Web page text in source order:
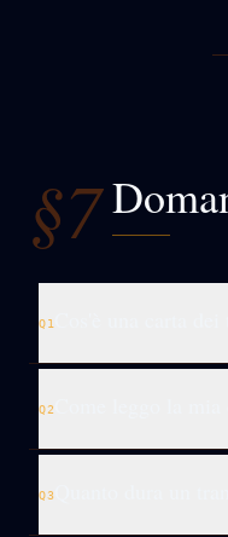
§7
Q1
Q2
Q3